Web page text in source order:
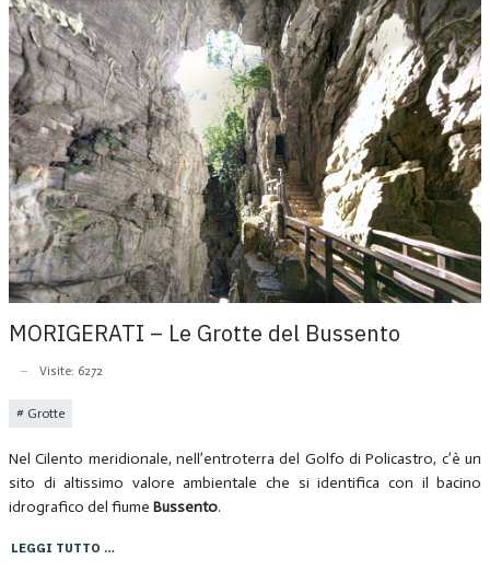
MORIGERATI – Le Grotte del Bussento
Visite: 6272
Grotte
Nel Cilento meridionale, nell’entroterra del Golfo di Policastro, c’è un
sito di altissimo valore ambientale che si identifica con il bacino
idrografico del fiume Bussento.
LEGGI TUTTO …